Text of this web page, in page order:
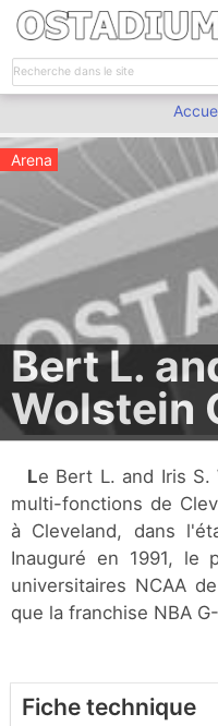
Arena
Bert L.
Wolstein
Le Bert L. and Iris S. Wolstein Center est une salle
multi-fonctions de
à Cleveland, dans
Inauguré en 1991, le
universitaires NCAA
que la franchise NBA
Fiche technique